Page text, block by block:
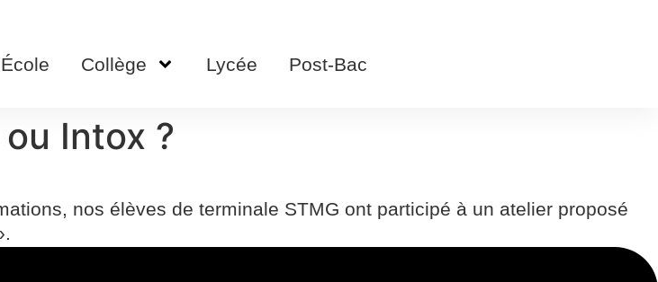
École Collège Lycée Post-Bac
Intox ?
nos élèves de terminale STMG ont participé à un atelier proposé
du métier de journaliste et les méthodes de travail utilisées par